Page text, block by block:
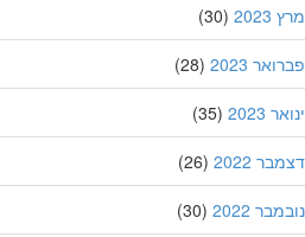
(30)
2023
(28)
2023
(35)
2022
(26)
2022
(30)